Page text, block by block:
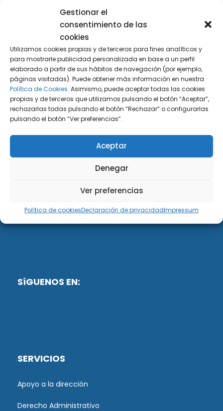
Gestionar el
consentimiento de las
cookies
Utilizamos cookies propias y de terceros para fines analíticos y
para mostrarle publicidad personalizada en base a un perfil
elaborado a partir de sus hábitos de navegación (por ejemplo,
páginas visitadas). Puede obtener más información en nuestra
Política de Cookies. Asimismo, puede aceptar todas las cookies
propias y de terceros que utilizamos pulsando el botón “Aceptar”,
rechazarlas todas pulsando el botón “Rechazar” o configurarlas
pulsando el botón “Ver preferencias”.
Aceptar
Denegar
Ver preferencias
Política de cookiesDeclaración de privacidadImpressum
Buscador de artículos
DiG ABOGADOS
DiG Abogados es un despacho de abogados
multidisciplinar especializado en las materias de
fiscalidad y mercantil. Llevamos más de 50 años al
SíGUENOS EN:
SERVICIOS
Apoyo a la dirección
Derecho Administrativo